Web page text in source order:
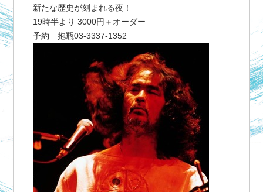
新たな歴史が刻まれる夜！
19時半より 3000円＋オーダー
予約 抱瓶03-3337-1352